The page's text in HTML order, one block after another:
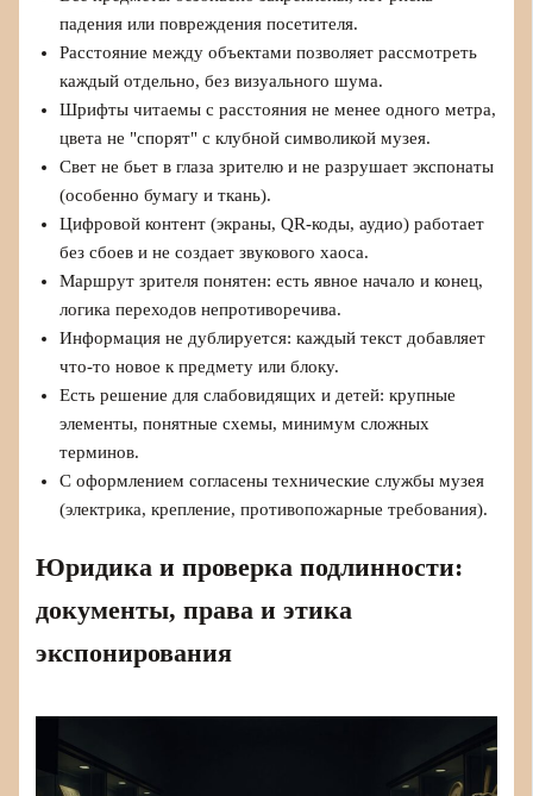
падения или повреждения посетителя.
Расстояние между объектами позволяет рассмотреть
каждый отдельно, без визуального шума.
Шрифты читаемы с расстояния не менее одного метра,
цвета не "спорят" с клубной символикой музея.
Свет не бьет в глаза зрителю и не разрушает экспонаты
(особенно бумагу и ткань).
Цифровой контент (экраны, QR-коды, аудио) работает
без сбоев и не создает звукового хаоса.
Маршрут зрителя понятен: есть явное начало и конец,
логика переходов непротиворечива.
Информация не дублируется: каждый текст добавляет
что-то новое к предмету или блоку.
Есть решение для слабовидящих и детей: крупные
элементы, понятные схемы, минимум сложных
терминов.
С оформлением согласены технические службы музея
(электрика, крепление, противопожарные требования).
Юридика и проверка подлинности:
документы, права и этика
экспонирования